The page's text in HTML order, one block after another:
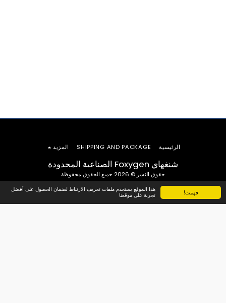
فهمت!
هذا الموقع يستخدم ملفات تعريف الارتباط لضمان الحصول على أفضل
تجربة على موقعنا
شنغهاي Foxygen الصناعية المحدودة
حقوق النشر © 2026 جميع الحقوق محفوظة
الرئيسية SHIPPING AND PACKAGE المزيد